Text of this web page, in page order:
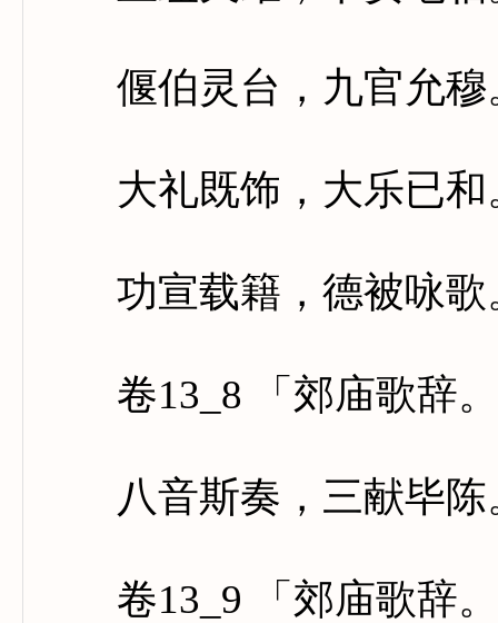
偃伯灵台，九官允穆
大礼既饰，大乐已和
功宣载籍，德被咏歌
卷13_8 「郊庙歌辞。
八音斯奏，三献毕陈
卷13_9 「郊庙歌辞。